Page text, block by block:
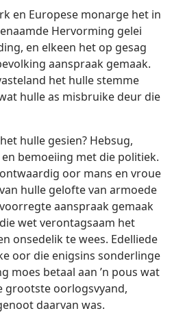
en Europese monarge het in
Hervorming gelei
en elkeen het op gesag
aanspraak gemaak.
het hulle stemme
hulle as misbruike deur die
hulle gesien? Hebsug,
bemoeiing met die politiek.
oor mans en vroue
hulle gelofte van armoede
aanspraak gemaak
wet verontagsaam het
onsedelik te wees. Edelliede
oor die enigsins sonderlinge
moes betaal aan ’n pous wat
grootste oorlogsvyand,
daarvan was.